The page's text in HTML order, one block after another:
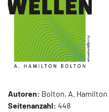
Autoren: Bolton, A. Hamilton
Seitenanzahl: 448